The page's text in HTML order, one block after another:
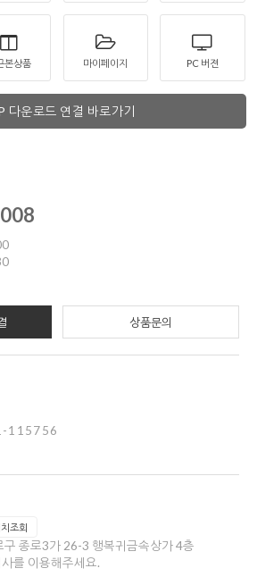
본상품 마이페이지 PC 버젼
다운로드 연결 바로가기
상품문의
115756
조회
구 종로3가 26-3 행복귀금속상가 4층
를 이용해주세요.